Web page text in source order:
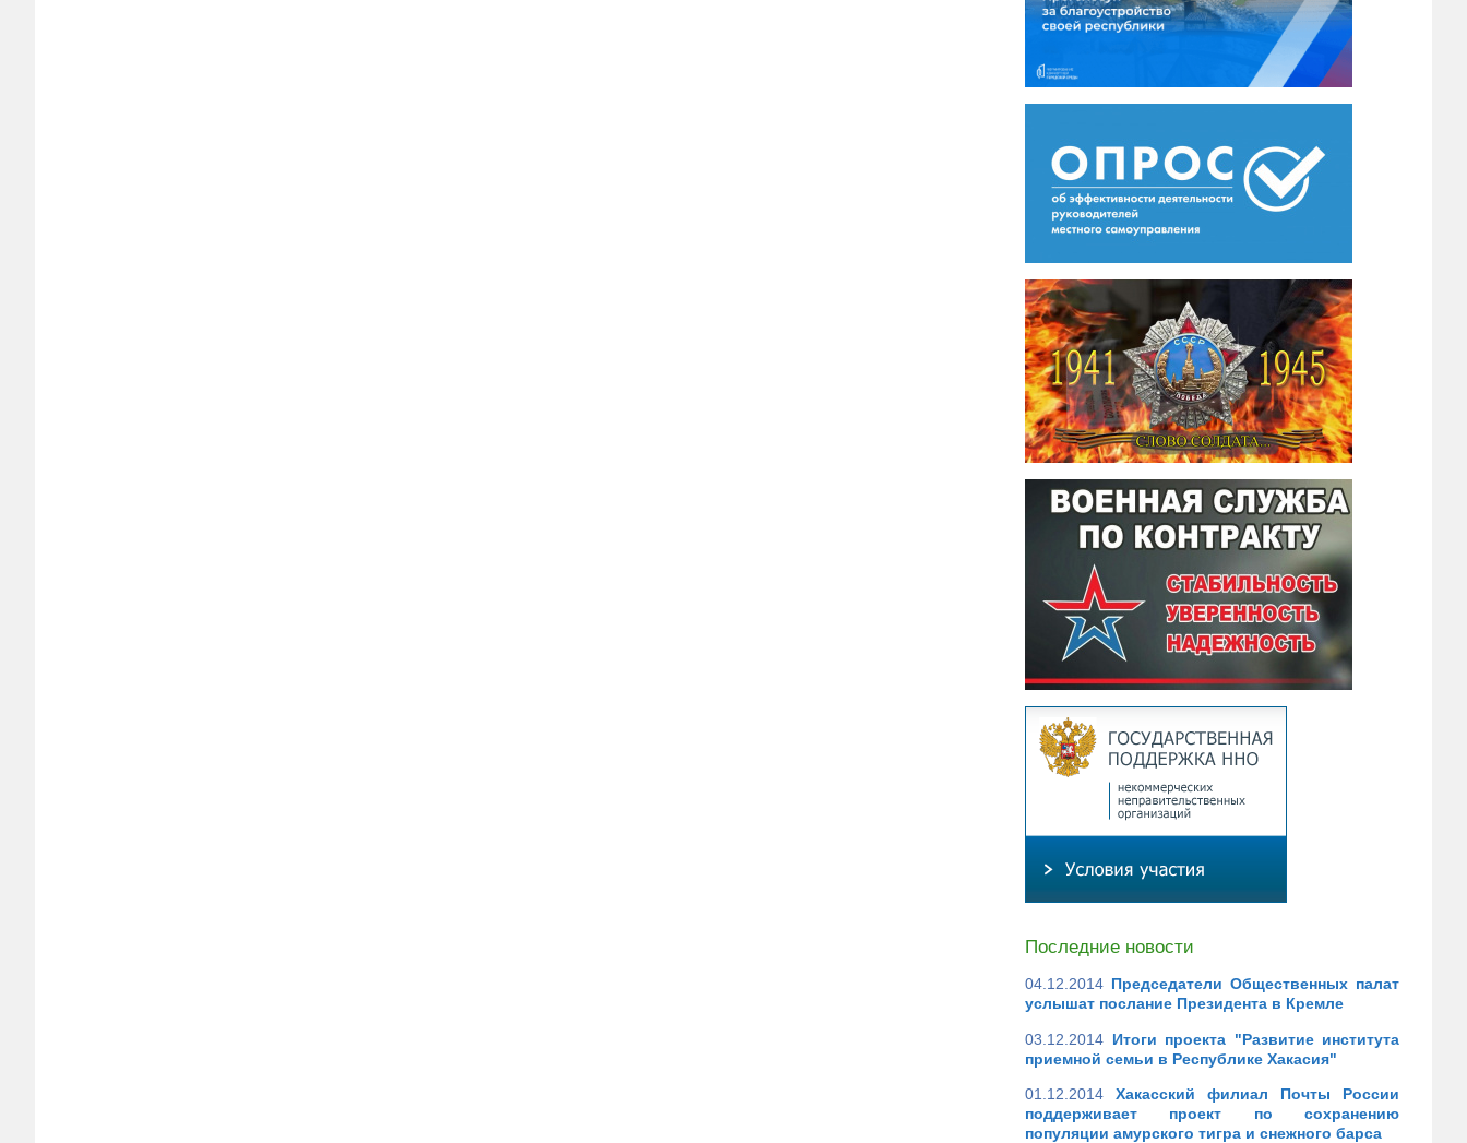
Последние новости
04.12.2014 Председатели Общественных палат
услышат послание Президента в Кремле
03.12.2014 Итоги проекта "Развитие института
приемной семьи в Республике Хакасия"
01.12.2014
Хакасский филиал Почты России
поддерживает проект по сохранению
популяции амурского тигра и снежного барса